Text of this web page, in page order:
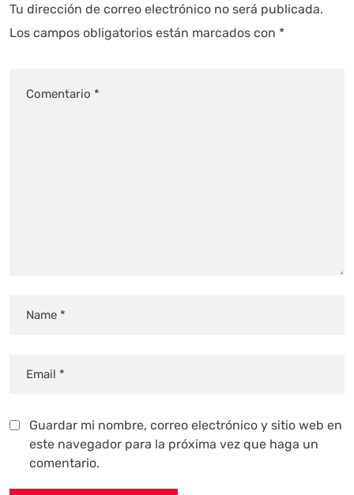
Tu dirección de correo electrónico no será publicada.
Los campos obligatorios están marcados con *
Guardar mi nombre, correo electrónico y sitio web en
este navegador para la próxima vez que haga un
comentario.